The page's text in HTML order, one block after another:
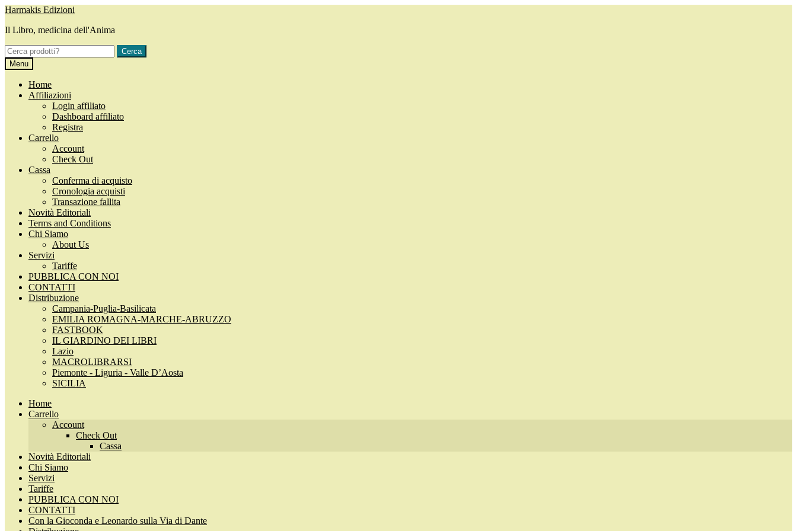
Vai
navigazione
Vai
contenuto
Harmakis Edizioni
Il Libro, medicina dell'Anima
Cerca:
Cerca
Menu
Home
Affiliazioni
Login affiliato
Dashboard affiliato
Registra
Carrello
Account
Check Out
Cassa
Conferma di acquisto
Cronologia acquisti
Transazione fallita
Novità Editoriali
Terms and Conditions
Chi Siamo
About Us
Servizi
Tariffe
PUBBLICA CON NOI
CONTATTI
Distribuzione
Campania-Puglia-Basilicata
EMILIA ROMAGNA-MARCHE-ABRUZZO
FASTBOOK
IL GIARDINO DEI LIBRI
Lazio
MACROLIBRARSI
Piemonte - Liguria - Valle D’Aosta
SICILIA
Home
Carrello
Account
Check Out
Cassa
Novità Editoriali
Chi Siamo
Servizi
Tariffe
PUBBLICA CON NOI
CONTATTI
Con la Gioconda e Leonardo sulla Via di Dante